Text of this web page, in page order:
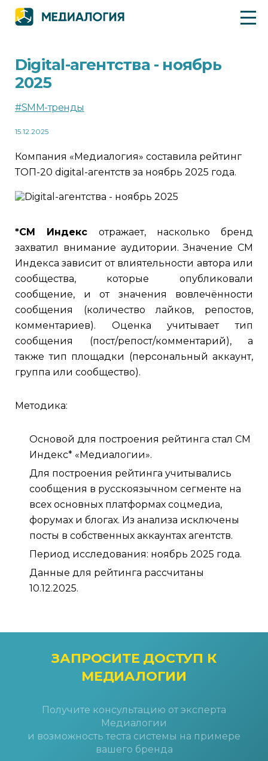
Digital-агентства - ноябрь
2025
#SMM-тренды
15.12.2025
Компания «Медиалогия» составила рейтинг
ТОП-20 digital-агентств за ноябрь 2025 года.
*СМ Индекс отражает, насколько бренд
захватил внимание аудитории. Значение СМ
Индекса зависит от влиятельности автора или
сообщества, которые опубликовали
сообщение, и от значения вовлечённости
сообщения (количество лайков, репостов,
комментариев). Оценка учитывает тип
сообщения (пост/репост/комментарий), а
также тип площадки (персональный аккаунт,
группа или сообщество).
Методика:
Основой для построения рейтинга стал СМ
Индекс* «Медиалогии».
Для построения рейтинга учитывались
сообщения в русскоязычном сегменте на
всех основных платформах соцмедиа,
форумах и блогах. Из анализа исключены
посты в собственных аккаунтах агентств.
Период исследования: ноябрь 2025 года.
Данные для рейтинга рассчитаны
10.12.2025.
ЗАПРОСИТЕ ДОСТУП К
МЕДИАЛОГИИ
Получите консультацию от эксперта
Медиалогии
и возможность теста системы на примере
вашего бренда